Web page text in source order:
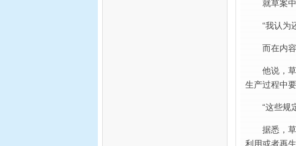
就草案
“我认为
而在内
他说，
生产过程中
“这些规
据悉，
利用或者再生